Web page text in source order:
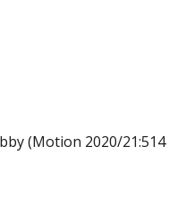
(Motion 2020/21:514